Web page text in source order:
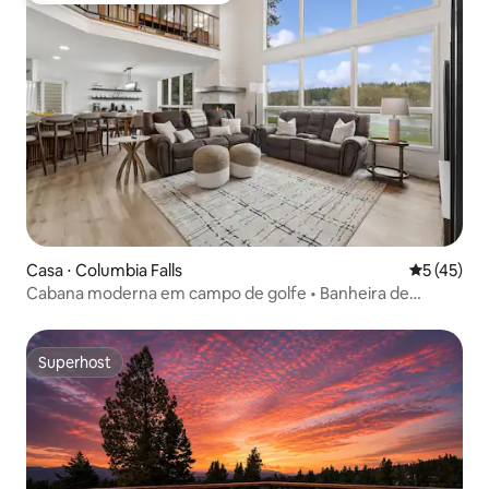
Casa ⋅ Columbia Falls 5 de uma
5 (45)
Cabana moderna em campo de golfe • Banheira de
Superhost
Superhost